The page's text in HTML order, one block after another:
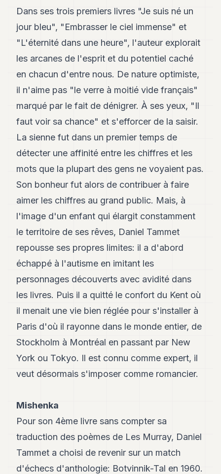
Dans ses trois premiers livres "Je suis né un
jour bleu", "Embrasser le ciel immense" et
"L'éternité dans une heure", l'auteur explorait
les arcanes de l'esprit et du potentiel caché
en chacun d'entre nous. De nature optimiste,
il n'aime pas "le verre à moitié vide français"
marqué par le fait de dénigrer. À ses yeux, "Il
faut voir sa chance" et s'efforcer de la saisir.
La sienne fut dans un premier temps de
détecter une affinité entre les chiffres et les
mots que la plupart des gens ne voyaient pas.
Son bonheur fut alors de contribuer à faire
aimer les chiffres au grand public. Mais, à
l'image d'un enfant qui élargit constamment
le territoire de ses rêves, Daniel Tammet
repousse ses propres limites: il a d'abord
échappé à l'autisme en imitant les
personnages découverts avec avidité dans
les livres. Puis il a quitté le confort du Kent où
il menait une vie bien réglée pour s'installer à
Paris d'où il rayonne dans le monde entier, de
Stockholm à Montréal en passant par New
York ou Tokyo. Il est connu comme expert, il
veut désormais s'imposer comme romancier.
Mishenka
Pour son 4ème livre sans compter sa
traduction des poèmes de Les Murray, Daniel
Tammet a choisi de revenir sur un match
d'échecs d'anthologie: Botvinnik-Tal en 1960.